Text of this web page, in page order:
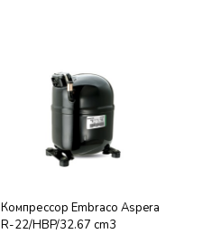
Компрессор Embraco Aspera
R-22/HBP/32.67 cm3